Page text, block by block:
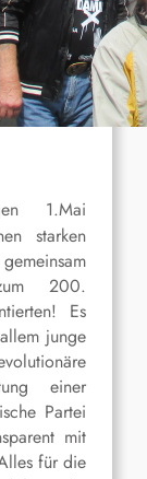
1.Mai
starken
200.
Es
junge
einer
Partei
mit
für die